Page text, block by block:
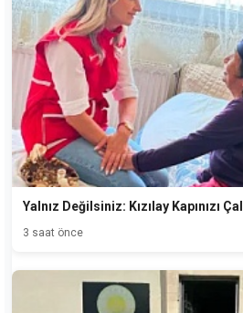
Yalnız Değilsiniz: Kızılay Kapınızı
3 saat önce